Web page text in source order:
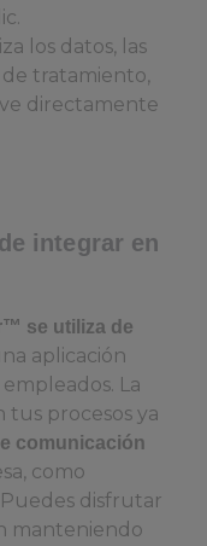
los datos, las
de tratamiento,
directamente
integrar en
se utiliza de
aplicación
La
tus procesos ya
comunicación
como
Puedes disfrutar
manteniendo